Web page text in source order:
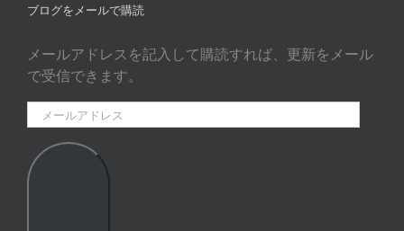
ブログをメールで購読
メールアドレスを記入して購読すれば、更新をメール
で受信できます。
ー
ル
ア